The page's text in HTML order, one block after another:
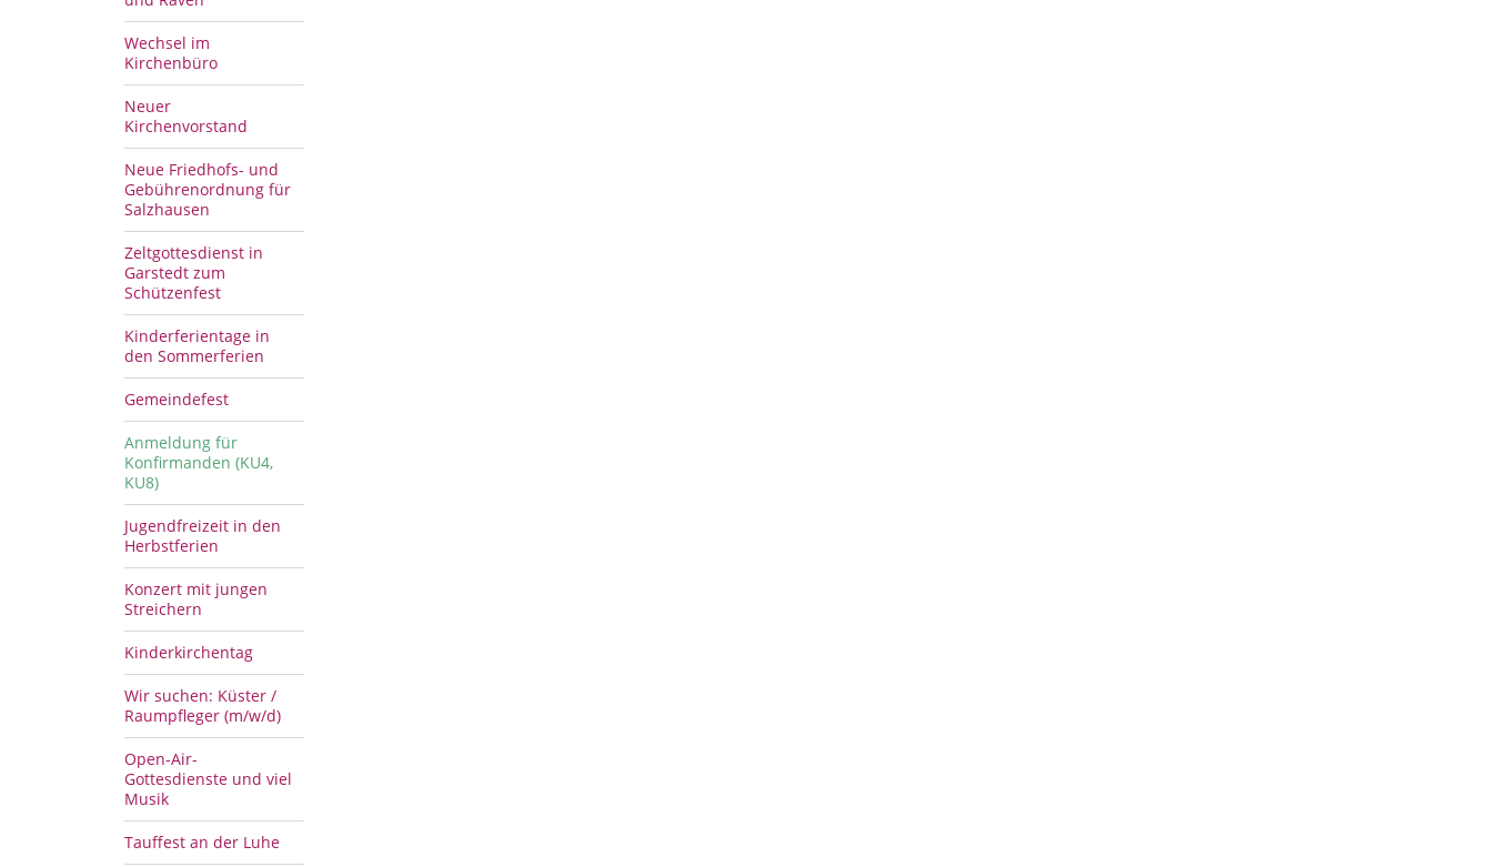
Wechsel im
Kirchenbüro
Neuer
Kirchenvorstand
Neue Friedhofs- und
Gebührenordnung für
Salzhausen
Zeltgottesdienst in
Garstedt zum
Schützenfest
Kinderferientage in
den Sommerferien
Gemeindefest
Anmeldung für
Konfirmanden (KU4,
KU8)
Jugendfreizeit in den
Herbstferien
Konzert mit jungen
Streichern
Kinderkirchentag
Wir suchen: Küster /
Raumpfleger (m/w/d)
Open-Air-
Gottesdienste und viel
Musik
Tauffest an der Luhe